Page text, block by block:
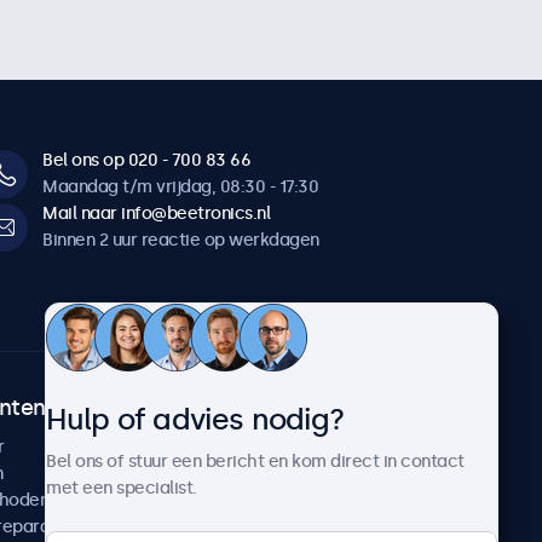
Bel ons op 020 - 700 83 66
Maandag t/m vrijdag, 08:30 - 17:30
Mail naar info@beetronics.nl
Binnen 2 uur reactie op werkdagen
Over Beetronics
Nieuws en updates
Werken bij Beetronics
Hulp of advies nodig?
Bel ons of stuur een bericht en kom direct in contact
met een specialist.